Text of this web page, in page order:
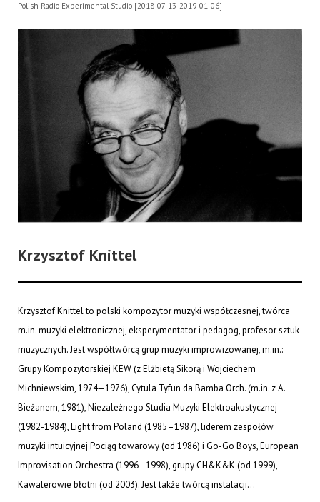
Polish Radio Experimental Studio [2018-07-13-2019-01-06]
Krzysztof Knittel
Krzysztof Knittel to polski kompozytor muzyki współczesnej, twórca
m.in. muzyki elektronicznej, eksperymentator i pedagog, profesor sztuk
muzycznych. Jest współtwórcą grup muzyki improwizowanej, m.in.:
Grupy Kompozytorskiej KEW (z Elżbietą Sikorą i Wojciechem
Michniewskim, 1974–1976), Cytula Tyfun da Bamba Orch. (m.in. z A.
Bieżanem, 1981), Niezależnego Studia Muzyki Elektroakustycznej
(1982-1984), Light from Poland (1985–1987), liderem zespołów
muzyki intuicyjnej Pociąg towarowy (od 1986) i Go-Go Boys, European
Improvisation Orchestra (1996–1998), grupy CH&K&K (od 1999),
Kawalerowie błotni (od 2003). Jest także twórcą instalacji...